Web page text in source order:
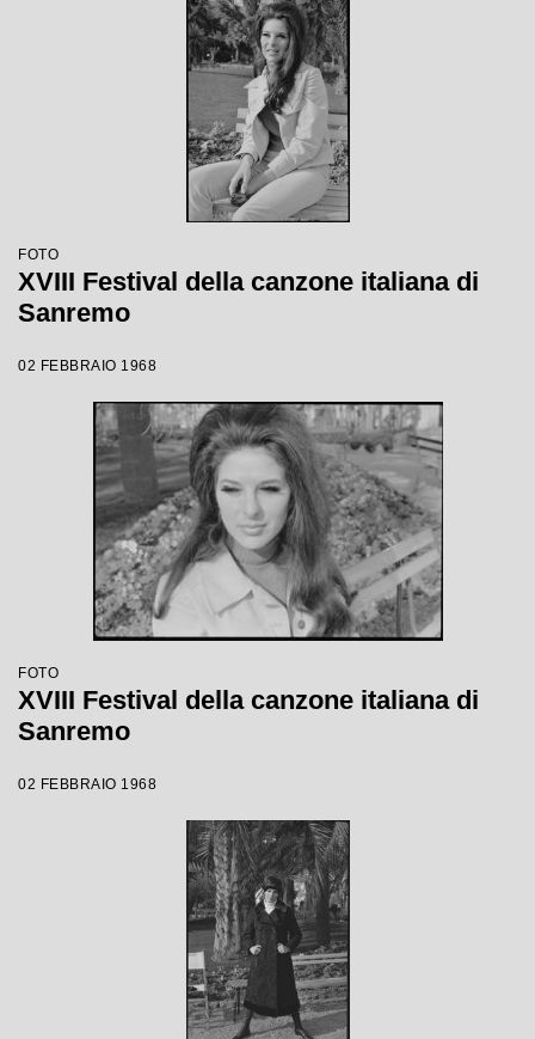
FOTO
XVIII Festival della canzone italiana di
Sanremo
02 FEBBRAIO 1968
FOTO
XVIII Festival della canzone italiana di
Sanremo
02 FEBBRAIO 1968